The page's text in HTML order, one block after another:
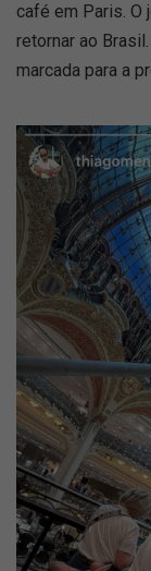
café em Paris. O
retornar ao
marcada para a